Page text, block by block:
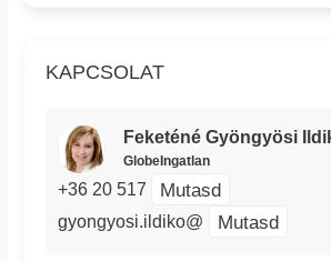
KAPCSOLAT
Feketéné Gyöngyösi
GlobeIngatlan
+36 20 517 Mutasd
gyongyosi.ildiko@ Mutasd